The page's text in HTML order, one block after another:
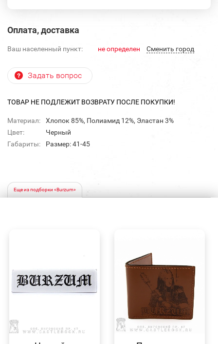
Оплата, доставка
Ваш населенный пункт: не определен Cменить город
Задать вопрос
ТОВАР НЕ ПОДЛЕЖИТ ВОЗВРАТУ ПОСЛЕ ПОКУПКИ!
Материал:
Хлопок 85%, Полиамид 12%, Эластан 3%
Цвет:
Черный
Габариты:
Размер: 41-45
Еще из подборки «Burzum»
ПРОСМОТР